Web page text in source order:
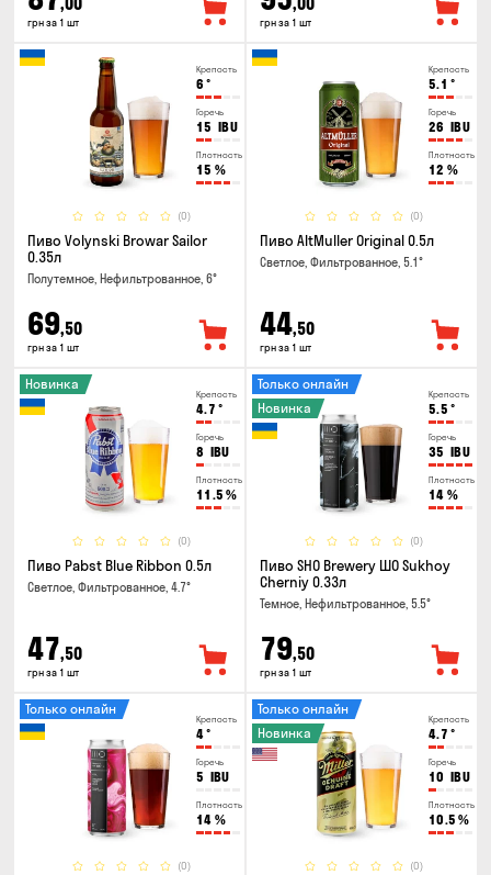
грн за 1 шт грн за 1 шт
Крепость
6 °
Горечь
15 IBU
Плотность
15 %
(0)
Пиво Volynski Browar Sailor
0.35л
Полутемное, Нефильтрованное, 6°
69,50
грн за 1 шт
Крепость
5.1 °
Горечь
26 IBU
Плотность
12 %
(0)
Пиво AltMuller Original 0.5л
Светлое, Фильтрованное, 5.1°
44,50
грн за 1 шт
Крепость
4.7 °
Горечь
8 IBU
Плотность
11.5 %
(0)
Новинка
Пиво Pabst Blue Ribbon 0.5л
Светлое, Фильтрованное, 4.7°
47,50
грн за 1 шт
Крепость
5.5 °
Горечь
35 IBU
Плотность
14 %
(0)
Только онлайн
Новинка
Пиво SHO Brewery ШО Sukhoy
Cherniy 0.33л
Темное, Нефильтрованное, 5.5°
79,50
грн за 1 шт
Крепость
4°
Горечь
5 IBU
Плотность
14 %
(0)
Только онлайн
Крепость
4.7 °
Горечь
10 IBU
Плотность
10.5 %
(0)
Только онлайн
Новинка